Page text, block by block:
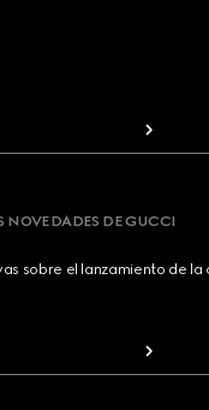
NOVEDADES DE GUCCI
sobre el lanzamiento de